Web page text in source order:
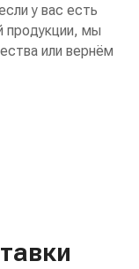
у вас есть
продукции, мы
или вернём